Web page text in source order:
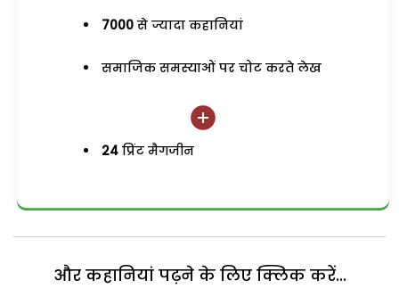
7000 से ज्यादा कहानियां
समाजिक समस्याओं पर चोट करते लेख
24 प्रिंट मैगजीन
और कहानियां पढ़ने के लिए क्लिक करें...